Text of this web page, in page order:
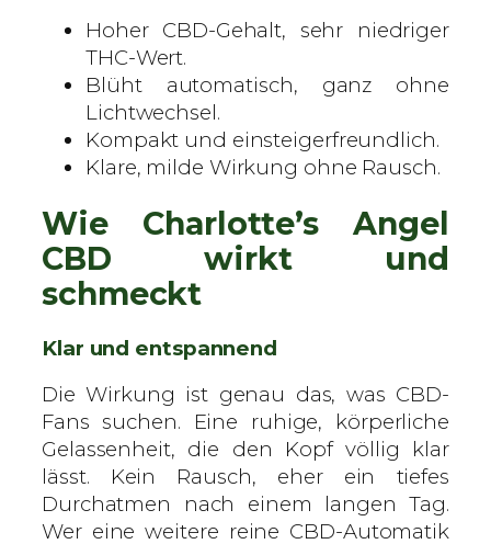
e
n
g
Hoher CBD-Gehalt, sehr niedriger
THC-Wert.
Blüht automatisch, ganz ohne
Lichtwechsel.
Kompakt und einsteigerfreundlich.
Klare, milde Wirkung ohne Rausch.
Wie Charlotte’s Angel
CBD wirkt und
schmeckt
Klar und entspannend
Die Wirkung ist genau das, was CBD-
Fans suchen. Eine ruhige, körperliche
Gelassenheit, die den Kopf völlig klar
lässt. Kein Rausch, eher ein tiefes
Durchatmen nach einem langen Tag.
Wer eine weitere reine CBD-Automatik